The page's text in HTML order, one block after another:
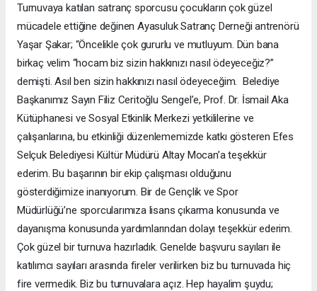
Turnuvaya katılan satranç sporcusu çocukların çok güzel
mücadele ettiğine değinen Ayasuluk Satranç Derneği antrenörü
Yaşar Şakar; “Öncelikle çok gururlu ve mutluyum. Dün bana
birkaç velim “hocam biz sizin hakkınızı nasıl ödeyeceğiz?”
demişti. Asıl ben sizin hakkınızı nasıl ödeyeceğim. Belediye
Başkanımız Sayın Filiz Ceritoğlu Sengel’e, Prof. Dr. İsmail Aka
Kütüphanesi ve Sosyal Etkinlik Merkezi yetkililerine ve
çalışanlarına, bu etkinliği düzenlememizde katkı gösteren Efes
Selçuk Belediyesi Kültür Müdürü Altay Mocan’a teşekkür
ederim. Bu başarının bir ekip çalışması olduğunu
gösterdiğimize inanıyorum. Bir de Gençlik ve Spor
Müdürlüğü’ne sporcularımıza lisans çıkarma konusunda ve
dayanışma konusunda yardımlarından dolayı teşekkür ederim.
Çok güzel bir turnuva hazırladık. Genelde başvuru sayıları ile
katılımcı sayıları arasında fireler verilirken biz bu turnuvada hiç
fire vermedik. Biz bu turnuvalara açız. Hep hayalim şuydu;